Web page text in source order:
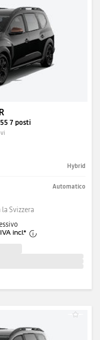
7 posti
Hybrid
Automatico
Svizzera
IVA incl.*